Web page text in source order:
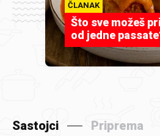
ČLANAK
Što sve možeš
od jedne
Sastojci Priprema